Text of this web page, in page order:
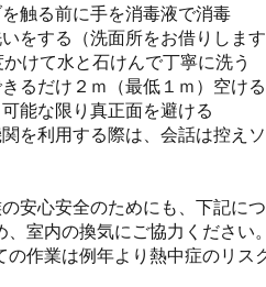
触る前に手を消毒液で消毒
をする（洗面所をお借りします
けて水と石けんで丁寧に洗う
るだけ２ｍ（最低１ｍ）空ける
能な限り真正面を避ける
を利用する際は、会話は控え
安心安全のためにも、下記に
、室内の換気にご協力ください。
の作業は例年より熱中症のリ